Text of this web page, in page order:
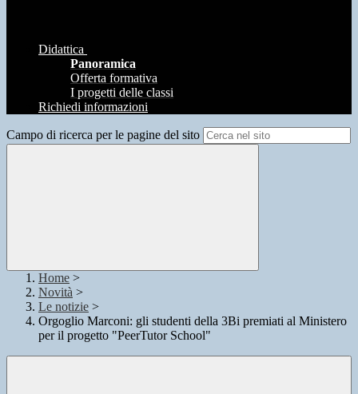
Didattica
Panoramica
Offerta formativa
I progetti delle classi
Richiedi informazioni
Campo di ricerca per le pagine del sito
Home >
Novità >
Le notizie >
Orgoglio Marconi: gli studenti della 3Bi premiati al Ministero
per il progetto "PeerTutor School"